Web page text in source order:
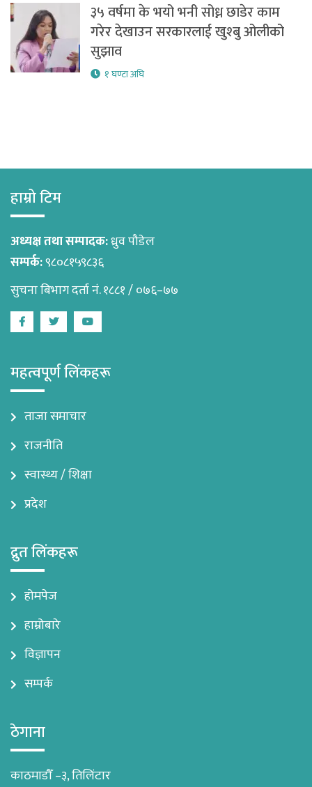
३५ वर्षमा के भयो भनी सोध्न छाडेर काम
गरेर देखाउन सरकारलाई खुश्बु ओलीको
सुझाव
१ घण्टा अघि
हाम्रो टिम
अध्यक्ष तथा सम्पादक:ध्रुव पौडेल
सम्पर्क:९८०८१५९८३६
सुचना बिभाग दर्ता नं. १८८१ / ०७६–७७
FacebookTwitterYoutube
महत्वपूर्ण लिंकहरू
ताजा समाचार
राजनीति
स्वास्थ्य / शिक्षा
प्रदेश
द्रुत लिंकहरू
होमपेज
हाम्रोबारे
विज्ञापन
सम्पर्क
ठेगाना
काठमाडौँ –३, तिलिंटार